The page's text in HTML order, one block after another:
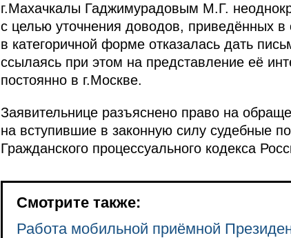
г.Махачкалы Гаджимурадовым М.Г.
с целью уточнения доводов, приведённых
в категоричной форме отказалась дать
ссылаясь при этом на представление её
постоянно в г.Москве.
Заявительнице разъяснено право на
на вступившие в законную силу судебные
Гражданского процессуального кодекса
Смотрите также:
Работа мобильной приёмной